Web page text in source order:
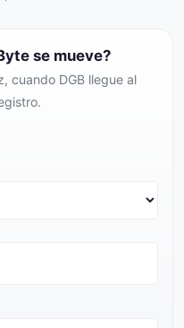
se mueve?
cuando DGB llegue al